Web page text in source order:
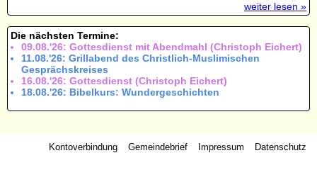
weiter lesen »
Die nächsten Termine:
09.08.'26: Gottesdienst mit Abendmahl (Christoph Eichert)
11.08.'26: Grillabend des Christlich-Muslimischen
Gesprächskreises
16.08.'26: Gottesdienst (Christoph Eichert)
18.08.'26: Bibelkurs: Wundergeschichten
Kontoverbindung Gemeindebrief Impressum Datenschutz